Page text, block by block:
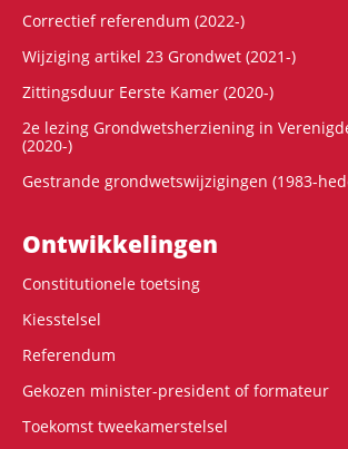
Correctief referendum (2022-)
Wijziging artikel 23 Grondwet (2021-)
Zittingsduur Eerste Kamer (2020-)
2e lezing Grondwetsherziening in
(2020-)
Gestrande grondwetswijzigingen (1983-
Ontwikke­lingen
Constitutionele toetsing
Kiesstelsel
Referendum
Gekozen minister-president of formateur
Toekomst tweekamerstelsel